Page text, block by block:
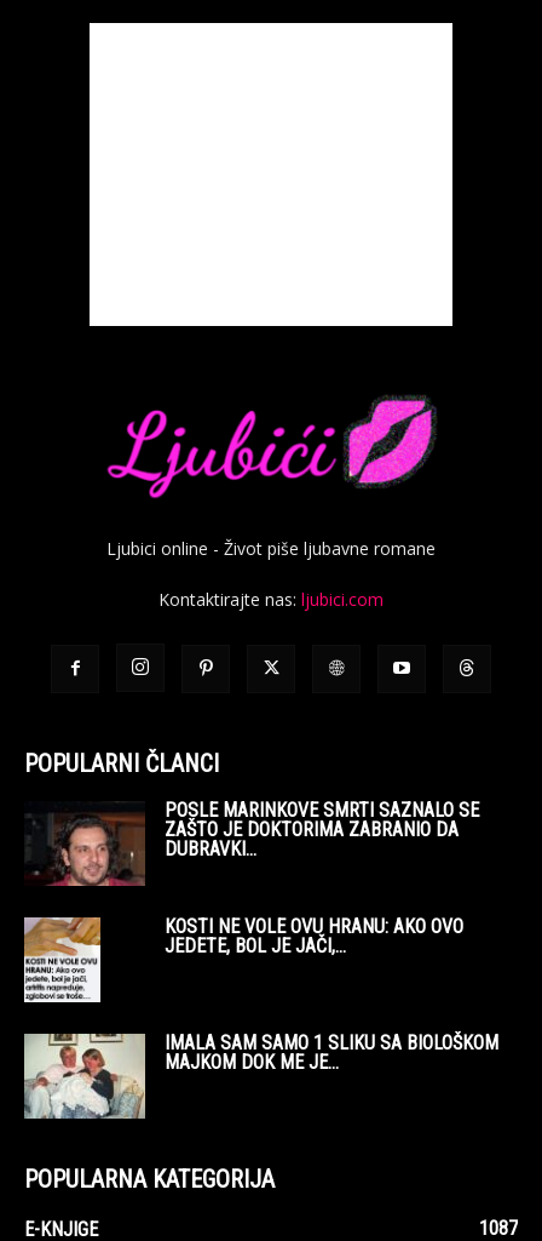
Ljubici online - Život piše ljubavne romane
Kontaktirajte nas: ljubici.com
POPULARNI ČLANCI
POSLE MARINKOVE SMRTI SAZNALO SE
ZAŠTO JE DOKTORIMA ZABRANIO DA
DUBRAVKI...
KOSTI NE VOLE OVU HRANU: AKO OVO
JEDETE, BOL JE JAČI,...
IMALA SAM SAMO 1 SLIKU SA BIOLOŠKOM
MAJKOM DOK ME JE...
POPULARNA KATEGORIJA
E-KNJIGE 1087